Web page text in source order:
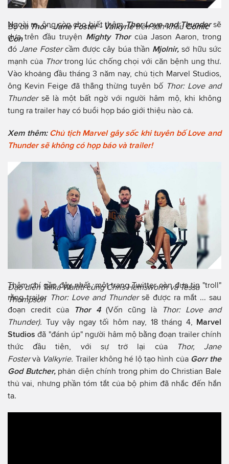
Bộ ba Thor - Jane Foster - Valkyrietrên sân khấuComic
Con
Ngoài ra, ông còn cho biết thêmThorLove and Thundersẽ
dựa trên đầu truyện Mighty Thor của Jason Aaron, trong
đóJane Fostercầm được cây búa thần Mjolnir, sở hữu sức
mạnh của Thortrong lúc chống chọi với căn bệnh ung thư.
Vào khoảng đầu tháng 3 năm nay, chủ tịch Marvel Studios,
ông Kevin Feige đã thẳng thừng tuyên bố Thor: Love and
Thunder sẽ là một bất ngờ với người hâm mộ, khi không
tung ra trailer hay có buổi họp báo giới thiệu nào cả.
Xem thêm: Chủ tịch Marvel gây sốc khi tuyên bố Love and
Thunder sẽ không có họp báo và trailer!
Đạo diễn Taika Waititi cùng Chris Hemsworth và Tessa
Thompson
Thậm chí gần đây nhất, một trang Twitter còn đưa tin "troll"
rằng trailer Thor: Love and Thunder sẽ được ra mắt ... sau
đoạn credit của
Thor 4 (Vốn cũng là
Thor: Love and
Thunder). Tuy vậy ngay tối hôm nay, 18 tháng 4, Marvel
Studios đã "đánh úp" người hâm mộ bằng đoạn trailer chính
thức đầu tiên, với sự trở lại của
Thor, Jane
Fostervà Valkyrie. Trailer không hé lộ tạo hình của Gorr the
God Butcher, phản diện chính trong phim do Christian Bale
thủ vai, nhưng phần tóm tắt của bộ phim đã nhắc đến hắn
ta.